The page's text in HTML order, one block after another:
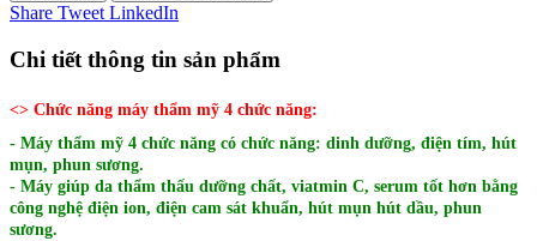
Share Tweet LinkedIn
Chi tiết thông tin sản phẩm
<> Chức năng máy thẩm mỹ 4 chức năng:
- Máy thẩm mỹ 4 chức năng có chức năng: dinh dưỡng, điện tím, hút
mụn, phun sương.
- Máy giúp da thẩm thấu dưỡng chất, viatmin C, serum tốt hơn bằng
công nghệ điện ion, điện cam sát khuẩn, hút mụn hút dầu, phun
sương.